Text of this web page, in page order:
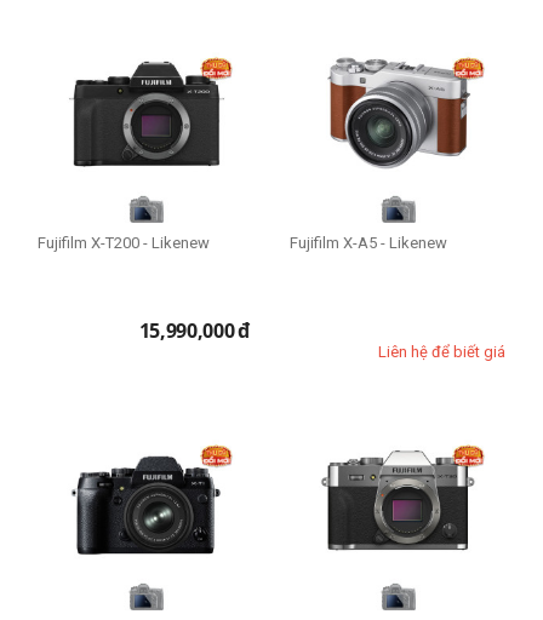
Fujifilm X-T200 - Likenew
15,990,000đ
Fujifilm X-A5 - Likenew
Liên hệ để biết giá